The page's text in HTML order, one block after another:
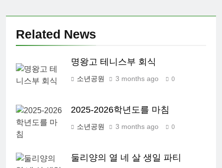
Related News
명왕고 테니스부 회식
소년공원 3 months ago 0
2025-2026학년도를 마침
소년공원 3 months ago 0
둘리양의 열 네 살 생일 파티